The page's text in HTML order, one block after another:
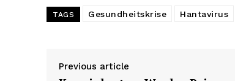
TAGS Gesundheitskrise Hantavirus
Previous article